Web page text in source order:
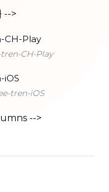
-->
CH-Play
tren-iOS
-->